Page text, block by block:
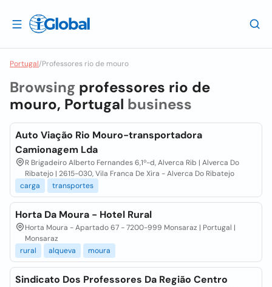
Portugal/Professores rio de mouro
Browsing professores rio de
mouro, Portugal business
Auto Viação Rio Mouro-transportadora
Camionagem Lda
R Brigadeiro Alberto Fernandes 6,1º-d, Alverca Rib | Alverca Do
Ribatejo | 2615-030, Vila Franca De Xira - Alverca Do Ribatejo
carga
transportes
Horta Da Moura - Hotel Rural
Horta Moura - Apartado 67 - 7200-999 Monsaraz | Portugal |
Monsaraz
rural
alqueva moura
Sindicato Dos Professores Da Região Centro